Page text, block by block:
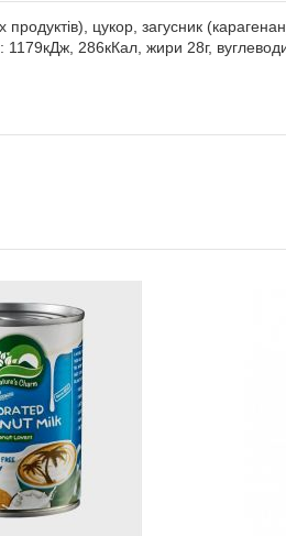
цукор, загусник
286кКал, жири 28г, вуглеводи